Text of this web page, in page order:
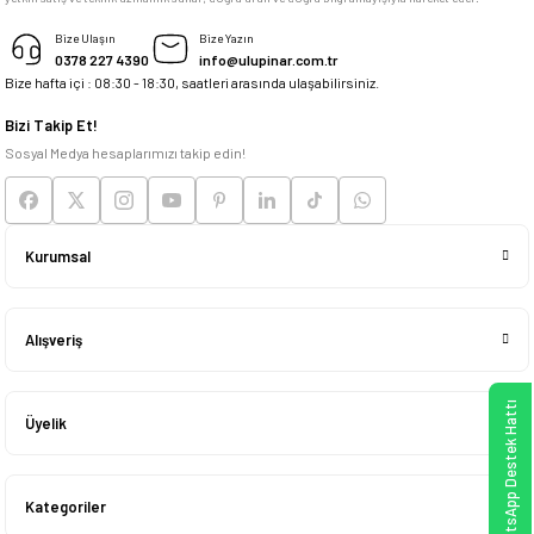
Deneyimini Paylaş
Bize Ulaşın
0378 227 4390
Bize Yazın
info@ulupinar.com.tr
Bize hafta içi : 08:30 - 18:30, saatleri arasında ulaşabilirsiniz.
Bizi Takip Et!
Sosyal Medya hesaplarımızı takip edin!
Kurumsal
Alışveriş
Üyelik
Kategoriler WhatsApp Destek Hattı